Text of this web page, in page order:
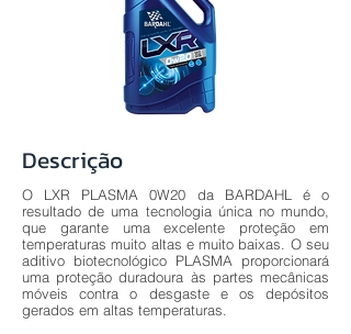
Descrição
O LXR PLASMA 0W20 da BARDAHL é o
resultado de uma tecnologia única no mundo,
que garante uma excelente proteção em
temperaturas muito altas e muito baixas. O seu
aditivo biotecnológico PLASMA proporcionará
uma proteção duradoura às partes mecânicas
móveis contra o desgaste e os depósitos
gerados em altas temperaturas.